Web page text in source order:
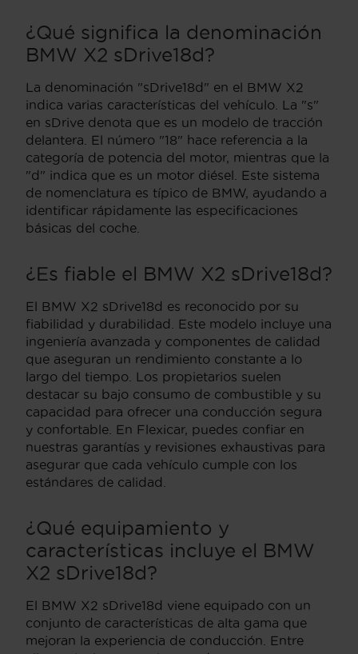
¿Qué significa la denominación
BMW X2 sDrive18d?
La denominación "sDrive18d" en el BMW X2
indica varias características del vehículo. La "s"
en sDrive denota que es un modelo de tracción
delantera. El número "18" hace referencia a la
categoría de potencia del motor, mientras que la
"d" indica que es un motor diésel. Este sistema
de nomenclatura es típico de BMW, ayudando a
identificar rápidamente las especificaciones
básicas del coche.
¿Es fiable el BMW X2 sDrive18d?
El BMW X2 sDrive18d es reconocido por su
fiabilidad y durabilidad. Este modelo incluye una
ingeniería avanzada y componentes de calidad
que aseguran un rendimiento constante a lo
largo del tiempo. Los propietarios suelen
destacar su bajo consumo de combustible y su
capacidad para ofrecer una conducción segura
y confortable. En Flexicar, puedes confiar en
nuestras garantías y revisiones exhaustivas para
asegurar que cada vehículo cumple con los
estándares de calidad.
¿Qué equipamiento y
características incluye el BMW
X2 sDrive18d?
El BMW X2 sDrive18d viene equipado con un
conjunto de características de alta gama que
mejoran la experiencia de conducción. Entre